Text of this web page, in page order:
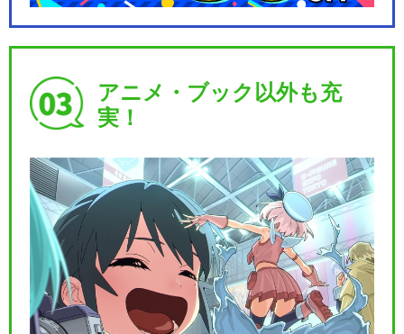
アニメ・ブック以外も充
実！